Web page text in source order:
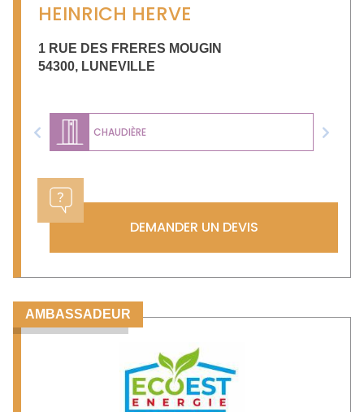
HEINRICH HERVE
1 RUE DES FRERES MOUGIN
54300, LUNEVILLE
CHAUDIÈRE
Previous Next
DEMANDER UN DEVIS
AMBASSADEUR